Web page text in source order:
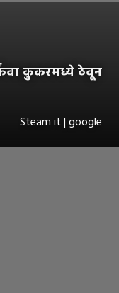
कुकरमध्ये ठेवून
Steam it | google